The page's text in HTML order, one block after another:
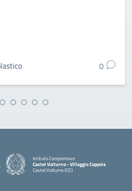
0
Istituto Comprensivo
Castel Volturno - Villaggio Coppola
Castel Volturno (CE)